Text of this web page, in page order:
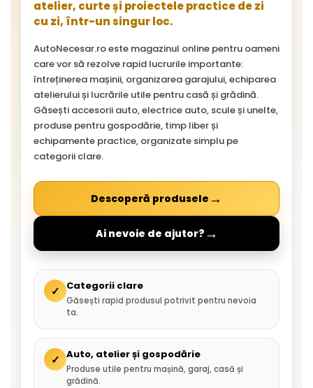
atelier, curte și proiectele practice de zi
cu zi, într-un singur loc.
AutoNecesar.ro este magazinul online pentru oameni
care vor să rezolve rapid lucrurile importante:
întreținerea mașinii, organizarea garajului, echiparea
atelierului și lucrările utile pentru casă și grădină.
Găsești accesorii auto, electrice auto, scule și unelte,
produse pentru gospodărie, timp liber și
echipamente practice, organizate simplu pe
categorii clare.
Descoperă produsele →
Ai nevoie de ajutor? →
✓ Categorii clare
Găsești rapid produsul potrivit pentru nevoia
ta.
✓ Auto, atelier și gospodărie
Produse utile pentru mașină, garaj, casă și
grădină.